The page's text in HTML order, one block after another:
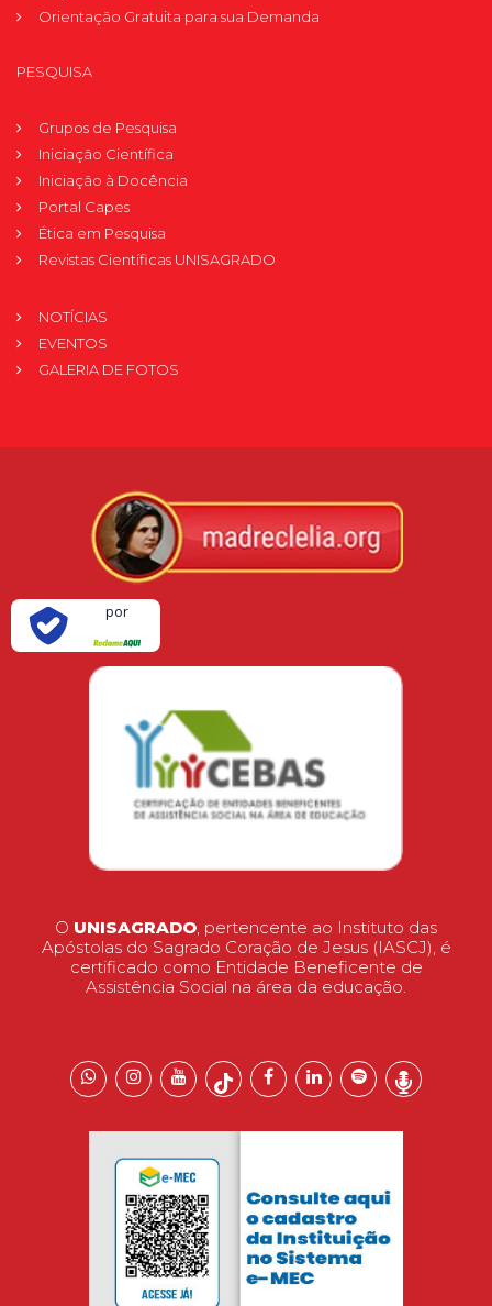
Orientação Gratuita para sua Demanda
PESQUISA
Grupos de Pesquisa
Iniciação Científica
Iniciação à Docência
Portal Capes
Ética em Pesquisa
Revistas Científicas UNISAGRADO
NOTÍCIAS
EVENTOS
GALERIA DE FOTOS
por
O UNISAGRADO, pertencente ao Instituto das
Apóstolas do Sagrado Coração de Jesus (IASCJ), é
certificado como Entidade Beneficente de
Assistência Social na área da educação.